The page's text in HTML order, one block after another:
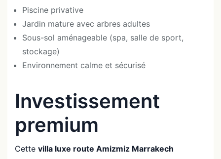
Piscine privative
Jardin mature avec arbres adultes
Sous-sol aménageable (spa, salle de sport,
stockage)
Environnement calme et sécurisé
Investissement
premium
Cette villa luxe route Amizmiz Marrakech